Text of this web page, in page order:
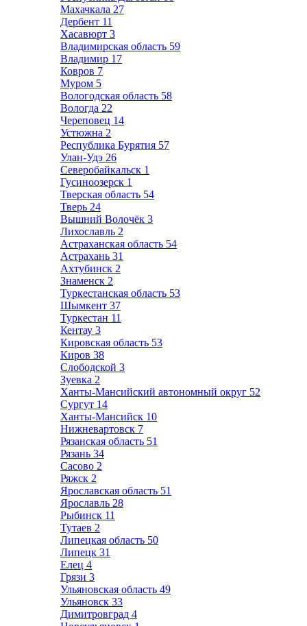
Махачкала 27
Дербент 11
Хасавюрт 3
Владимирская область 59
Владимир 17
Ковров 7
Муром 5
Вологодская область 58
Вологда 22
Череповец 14
Устюжна 2
Республика Бурятия 57
Улан-Удэ 26
Северобайкальск 1
Гусиноозерск 1
Тверская область 54
Тверь 24
Вышний Волочёк 3
Лихославль 2
Астраханская область 54
Астрахань 31
Ахтубинск 2
Знаменск 2
Туркестанская область 53
Шымкент 37
Туркестан 11
Кентау 3
Кировская область 53
Киров 38
Слободской 3
Зуевка 2
Ханты-Мансийский автономный округ 52
Сургут 14
Ханты-Мансийск 10
Нижневартовск 7
Рязанская область 51
Рязань 34
Сасово 2
Ряжск 2
Ярославская область 51
Ярославль 28
Рыбинск 11
Тутаев 2
Липецкая область 50
Липецк 31
Елец 4
Грязи 3
Ульяновская область 49
Ульяновск 33
Димитровград 4